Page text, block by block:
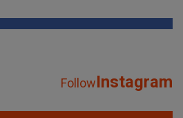
FollowInstagram